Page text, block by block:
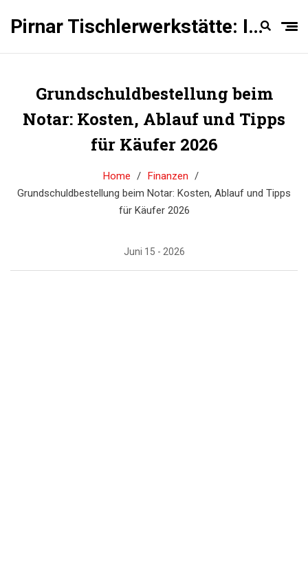
Pirnar Tischlerwerkstätte: Innentüren Experten
Grundschuldbestellung beim
Notar: Kosten, Ablauf und Tipps
für Käufer 2026
Home
Finanzen
Grundschuldbestellung beim Notar: Kosten, Ablauf und Tipps
für Käufer 2026
Juni 15 - 2026